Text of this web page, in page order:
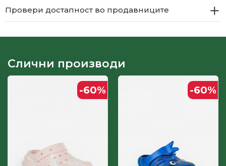
Провери достапност во продавниците
Слични производи
-60% -60%